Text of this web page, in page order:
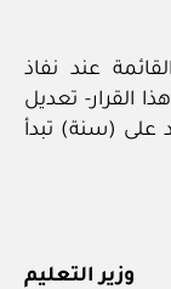
عند نفاذ
القرار- تعديل
على (سنة) تبدأ
وزير التعليم